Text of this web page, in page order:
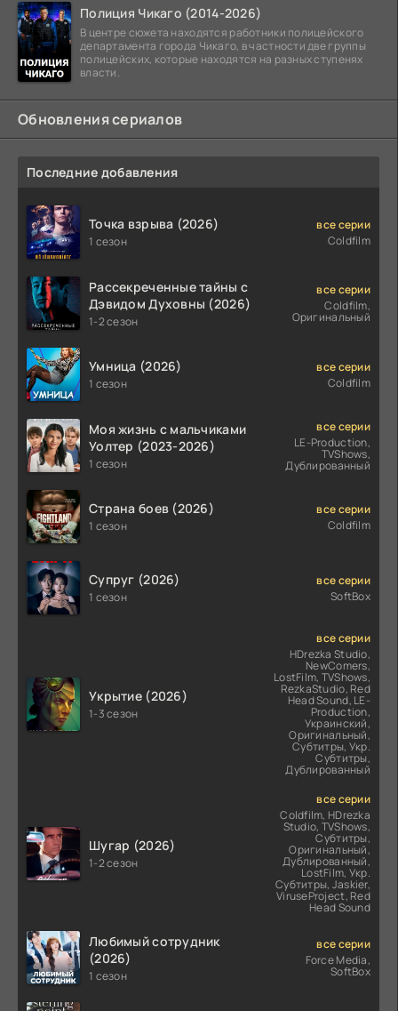
Полиция Чикаго (2014-2026)
В центре сюжета находятся работники полицейского
департамента города Чикаго, в частности две группы
полицейских, которые находятся на разных ступенях
власти.
Обновления сериалов
Последние добавления
Точка взрыва (2026)
1 сезон
все серии
Coldfilm
Рассекреченные тайны с
Дэвидом Духовны (2026)
1-2 сезон
все серии
Coldfilm,
Оригинальный
Умница (2026)
1 сезон
все серии
Coldfilm
Моя жизнь с мальчиками
Уолтер (2023-2026)
1 сезон
все серии
LE-Production,
TVShows,
Дублированный
Страна боев (2026)
1 сезон
все серии
Coldfilm
Супруг (2026)
1 сезон
все серии
SoftBox
Укрытие (2026)
1-3 сезон
все серии
HDrezka Studio,
NewComers,
LostFilm, TVShows,
RezkaStudio, Red
Head Sound, LE-
Production,
Украинский,
Оригинальный,
Субтитры, Укр.
Субтитры,
Дублированный
Шугар (2026)
1-2 сезон
все серии
Coldfilm, HDrezka
Studio, TVShows,
Субтитры,
Оригинальный,
Дублированный,
LostFilm, Укр.
Субтитры, Jaskier,
ViruseProject, Red
Head Sound
Любимый сотрудник
(2026)
1 сезон
все серии
Force Media,
SoftBox